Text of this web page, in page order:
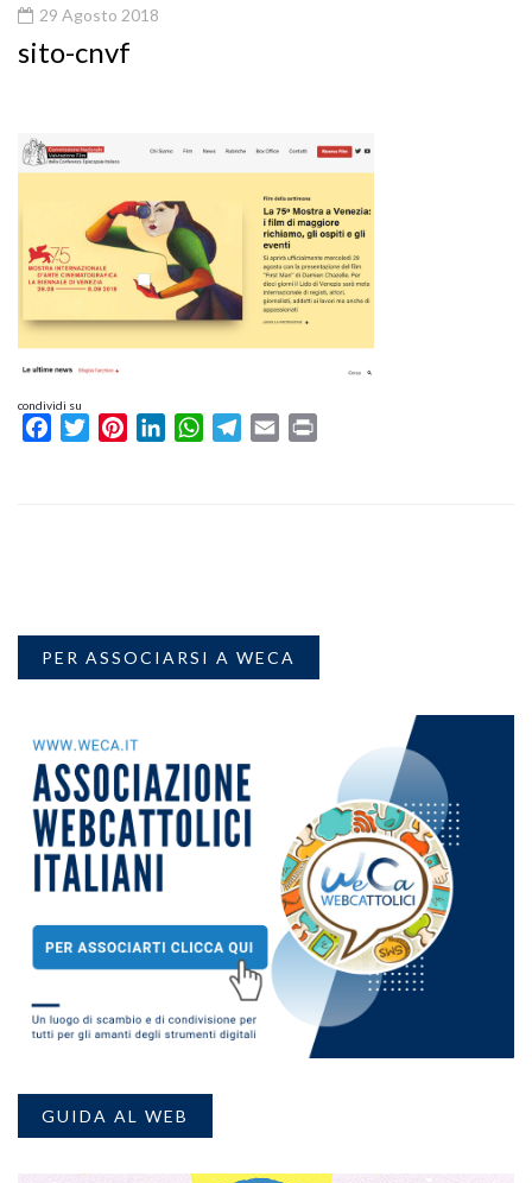
29 Agosto 2018
sito-cnvf
condividi su
FacebookTwitterPinterestLinkedInWhatsAppTelegram
Email
PER ASSOCIARSI A WECA
GUIDA AL WEB